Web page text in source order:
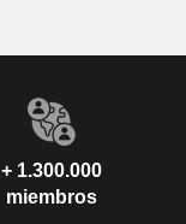
+ 1.300.000
miembros